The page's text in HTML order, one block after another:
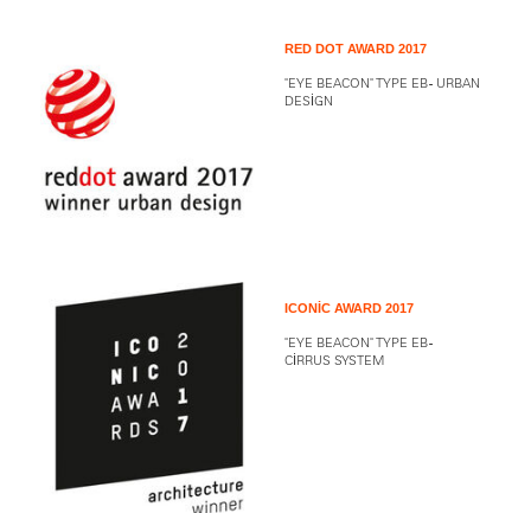
RED DOT AWARD 2017
"EYE BEACON" TYPE EB - URBAN
DESIGN
ICONIC AWARD 2017
"EYE BEACON" TYPE EB -
CIRRUS SYSTEM